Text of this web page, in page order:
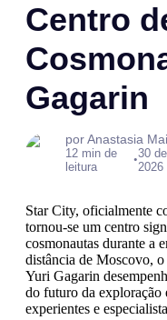
Centro
Gagarin
por Anastasia
12 min de
leitura
•30
2026
Star City, oficialmente
tornou-se um centro
cosmonautas durante a
distância de Moscovo,
Yuri Gagarin
do futuro da exploração
experientes e